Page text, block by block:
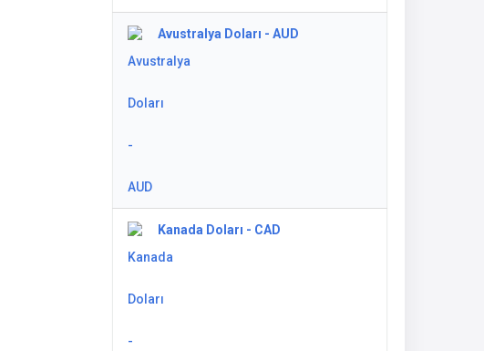
Avustralya Doları - AUD
Kanada Doları - CAD